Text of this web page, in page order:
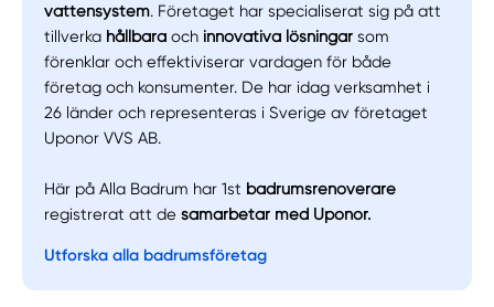
vattensystem. Företaget har specialiserat sig på att
tillverka hållbaraoch innovativa lösningarsom
förenklar och effektiviserar vardagen för både
företag och konsumenter. De har idag verksamhet i
26 länder och representeras i Sverige av företaget
Uponor VVS AB.
Här på Alla Badrum har 1st badrumsrenoverare
registrerat att desamarbetar med Uponor.
Utforska alla badrumsföretag